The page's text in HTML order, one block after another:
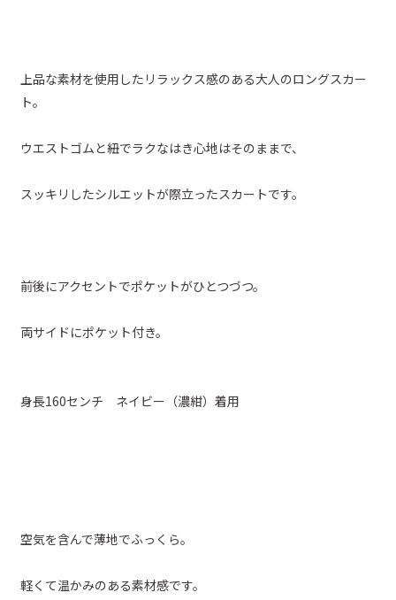
上品な素材を使用したリラックス感のある大人のロングスカー
ト。
ウエストゴムと紐でラクなはき心地はそのままで、
スッキリしたシルエットが際立ったスカートです。
前後にアクセントでポケットがひとつづつ。
両サイドにポケット付き。
身長160センチ ネイビー（濃紺）着用
空気を含んで薄地でふっくら。
軽くて温かみのある素材感です。